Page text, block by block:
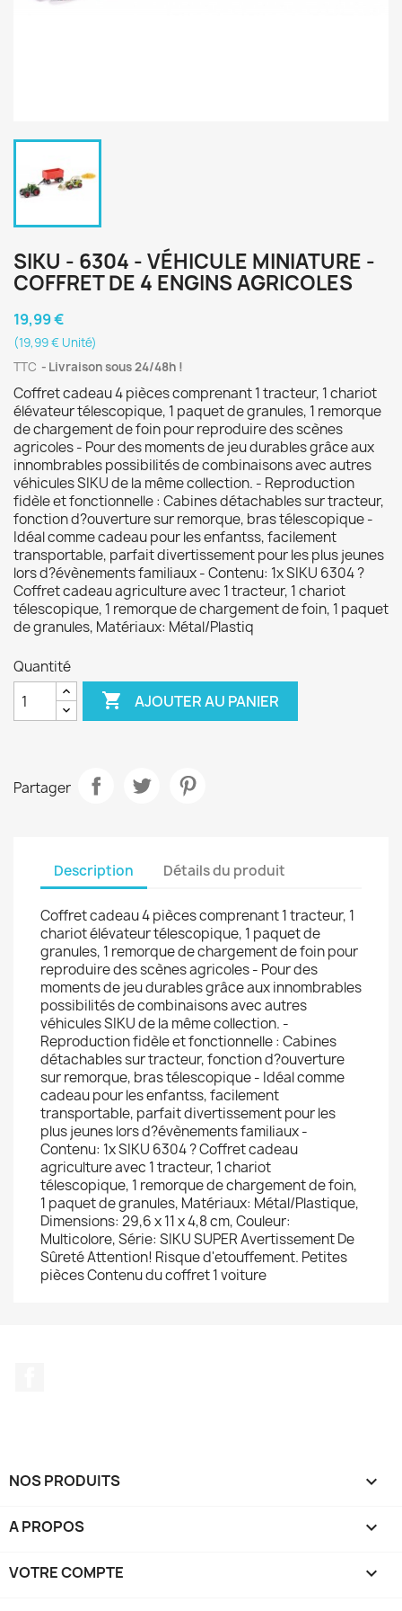
SIKU - 6304 - VÉHICULE MINIATURE -
COFFRET DE 4 ENGINS AGRICOLES
19,99 €
(19,99 € Unité)
TTC
Livraison sous 24/48h !
Coffret cadeau 4 pièces comprenant 1 tracteur, 1 chariot
élévateur télescopique, 1 paquet de granules, 1 remorque
de chargement de foin pour reproduire des scènes
agricoles - Pour des moments de jeu durables grâce aux
innombrables possibilités de combinaisons avec autres
véhicules SIKU de la même collection. - Reproduction
fidèle et fonctionnelle : Cabines détachables sur tracteur,
fonction d?ouverture sur remorque, bras télescopique -
Idéal comme cadeau pour les enfantss, facilement
transportable, parfait divertissement pour les plus jeunes
lors d?évènements familiaux - Contenu: 1x SIKU 6304 ?
Coffret cadeau agriculture avec 1 tracteur, 1 chariot
télescopique, 1 remorque de chargement de foin, 1 paquet
de granules, Matériaux: Métal/Plastiq
Quantité
 AJOUTER AU PANIER
Partager
Description Détails du produit
Coffret cadeau 4 pièces comprenant 1 tracteur, 1
chariot élévateur télescopique, 1 paquet de
granules, 1 remorque de chargement de foin pour
reproduire des scènes agricoles - Pour des
moments de jeu durables grâce aux innombrables
possibilités de combinaisons avec autres
véhicules SIKU de la même collection. -
Reproduction fidèle et fonctionnelle : Cabines
détachables sur tracteur, fonction d?ouverture
sur remorque, bras télescopique - Idéal comme
cadeau pour les enfantss, facilement
transportable, parfait divertissement pour les
plus jeunes lors d?évènements familiaux -
Contenu: 1x SIKU 6304 ? Coffret cadeau
agriculture avec 1 tracteur, 1 chariot
télescopique, 1 remorque de chargement de foin,
1 paquet de granules, Matériaux: Métal/Plastique,
Dimensions: 29,6 x 11 x 4,8 cm, Couleur:
Multicolore, Série: SIKU SUPER Avertissement De
Sûreté Attention! Risque d'etouffement. Petites
pièces Contenu du coffret 1 voiture
NOS PRODUITS 
A PROPOS 
VOTRE COMPTE 